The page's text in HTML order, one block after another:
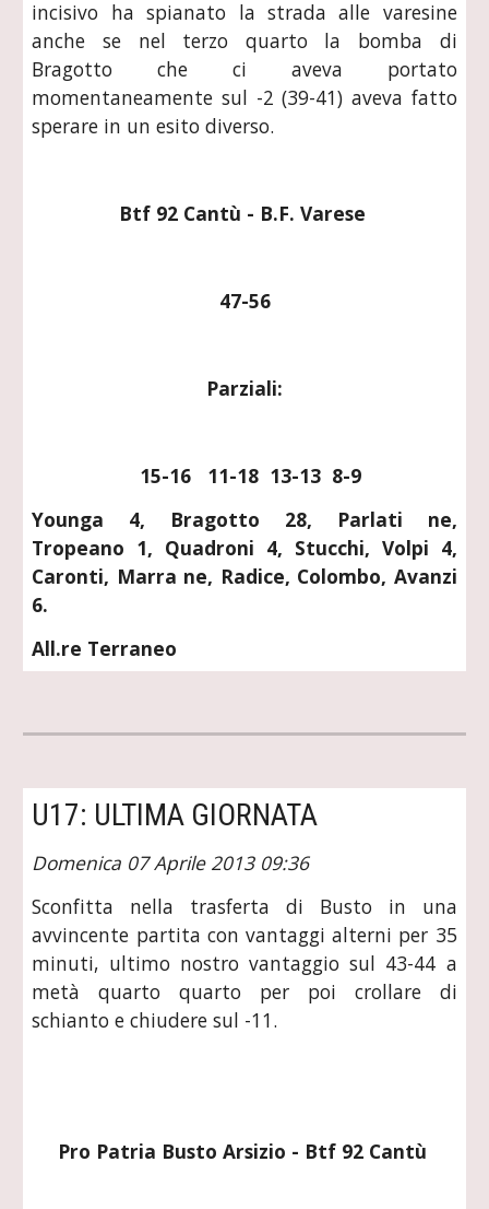
incisivo ha spianato la strada alle varesine
anche se nel terzo quarto la bomba di
Bragotto che ci aveva portato
momentaneamente sul -2 (39-41) aveva fatto
sperare in un esito diverso.
Btf 92 Cantù - B.F. Varese
47-56
Parziali:
  15-16   11-18  13-13  8-9
Younga 4, Bragotto 28, Parlati ne,
Tropeano 1, Quadroni 4, Stucchi, Volpi 4,
Caronti, Marra ne, Radice, Colombo, Avanzi
6.
All.re Terraneo
U17: ULTIMA GIORNATA
Domenica 07 Aprile 2013 09:36
Sconfitta nella trasferta di Busto in una
avvincente partita con vantaggi alterni per 35
minuti, ultimo nostro vantaggio sul 43-44 a
metà quarto quarto per poi crollare di
schianto e chiudere sul -11.
Pro Patria Busto Arsizio - Btf 92 Cantù